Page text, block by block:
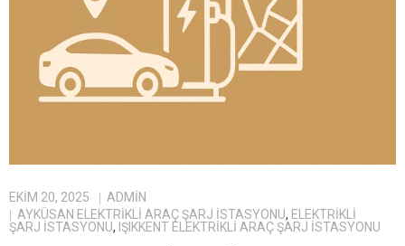
EKIM 20, 2025
ADMIN
AYKÜSAN ELEKTRIKLI ARAÇ ŞARJ İSTASYONU, ELEKTRIKLI
ŞARJ İSTASYONU, IŞIKKENT ELEKTRIKLI ARAÇ ŞARJ İSTASYONU